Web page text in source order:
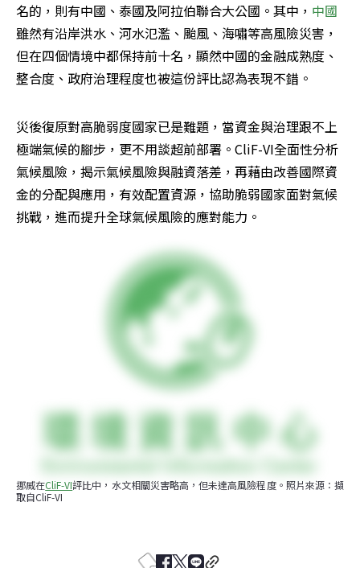
名的，則有中國、泰國及阿拉伯聯合大公國。其中， 中國
雖然有沿岸洪水、河水氾濫、颱風、海嘯等高風險災害，
但在四個情境中都保持前十名，顯然中國的金融成熟度、
整合度、政府治理程度也被這份評比認為表現不錯。
災後復原對高脆弱度國家已是難題，當資金與治理跟不上
極端氣候的腳步，更不用談超前部署。CliF-VI全面性分析
氣候風險，揭示氣候風險與融資落差，再藉由改善國際資
金的分配與應用，有效配置資源，協助脆弱國家面對氣候
挑戰，進而提升全球氣候風險的應對能力。
挪威在CliF-VI評比中，水文相關災害略高，但未達高風險程度。照片來源：擷
取自CliF-VI